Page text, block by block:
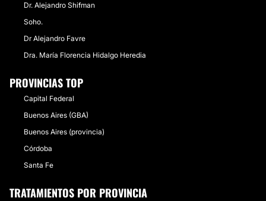
Dr. Alejandro Shifman
Soho.
Dr Alejandro Favre
Dra. María Florencia Hidalgo Heredia
PROVINCIAS TOP
Capital Federal
Buenos Aires (GBA)
Buenos Aires (provincia)
Córdoba
Santa Fe
TRATAMIENTOS POR PROVINCIA